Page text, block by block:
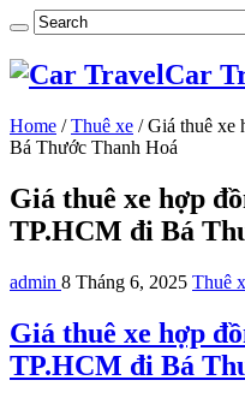
Car
Home / Thuê xe / Giá thuê xe
Bá Thước Thanh Hoá
Giá thuê xe hợp
TP.HCM đi Bá
admin 8 Tháng 6, 2025 Thuê
Giá thuê xe hợp
TP.HCM đi Bá